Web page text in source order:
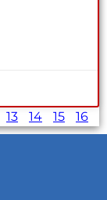
13 14 15 16